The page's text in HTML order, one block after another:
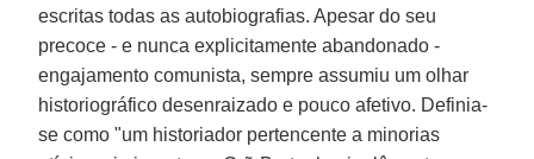
escritas todas as autobiografias. Apesar do seu
precoce - e nunca explicitamente abandonado -
engajamento comunista, sempre assumiu um olhar
historiográfico desenraizado e pouco afetivo. Definia-
se como "um historiador pertencente a minorias